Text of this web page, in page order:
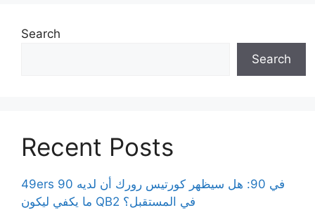
Search
Search
Recent Posts
49ers 90 في 90: هل سيظهر كورتيس رورك أن لديه
ما يكفي ليكون QB2 في المستقبل؟